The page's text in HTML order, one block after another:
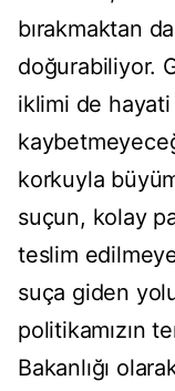
bırakmaktan
doğurabiliyor.
iklimi de
korkuyla
suçun, kolay
teslim
suça giden
politikamızın
Bakanlığı